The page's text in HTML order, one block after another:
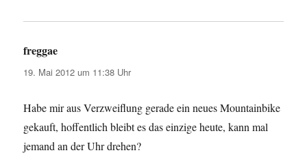
freggae
19. Mai 2012 um 11:38 Uhr
Habe mir aus Verzweiflung gerade ein neues Mountainbike
gekauft, hoffentlich bleibt es das einzige heute, kann mal
jemand an der Uhr drehen?